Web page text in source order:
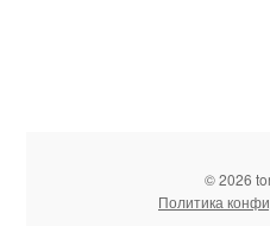
© 2026
Политика